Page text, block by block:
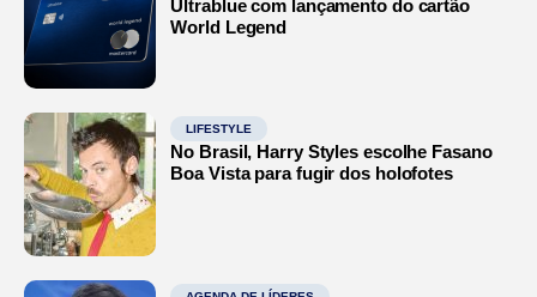
Ultrablue com lançamento do cartão
World Legend
LIFESTYLE
No Brasil, Harry Styles escolhe Fasano
Boa Vista para fugir dos holofotes